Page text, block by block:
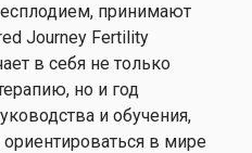
принимают
Journey Fertility
в себя не только
но и год
и обучения,
в мире